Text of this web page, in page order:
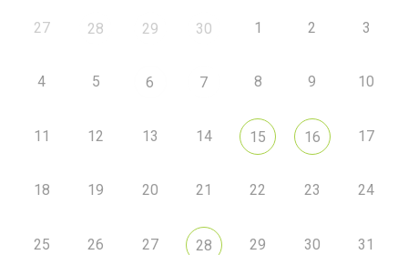
27 28 29 30 1 2 3
4 5 6 7 8 9 10
11 12 13 14 15 16 17
18 19 20 21 22 23 24
25 26 27 28 29 30 31